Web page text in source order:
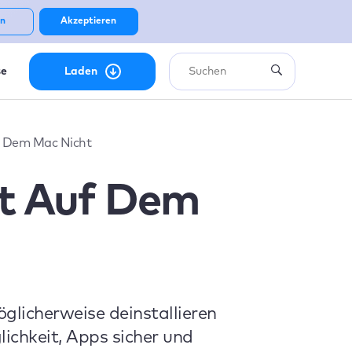
Laden
Mac Nicht
Auf Dem
deinstallieren
Apps sicher und
Akzeptieren